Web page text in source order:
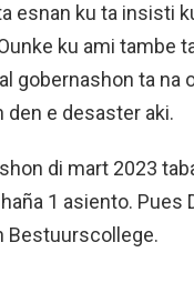
esnan ku ta insisti
ku ami tambe
gobernashon ta na
e desaster aki.
di mart 2023
1 asiento. Pues
Bestuurscollege.